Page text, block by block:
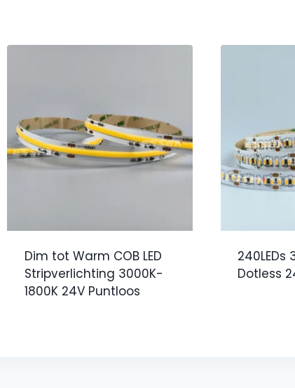
Dim tot Warm COB LED
Stripverlichting 3000K-
1800K 24V Puntloos
240LEDs
Dotless